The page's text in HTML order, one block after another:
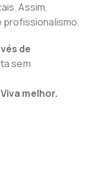
Assim,
profissionalismo.
de
sem
melhor.